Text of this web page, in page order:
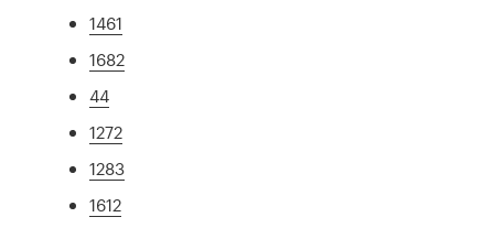
1461
1682
44
1272
1283
1612